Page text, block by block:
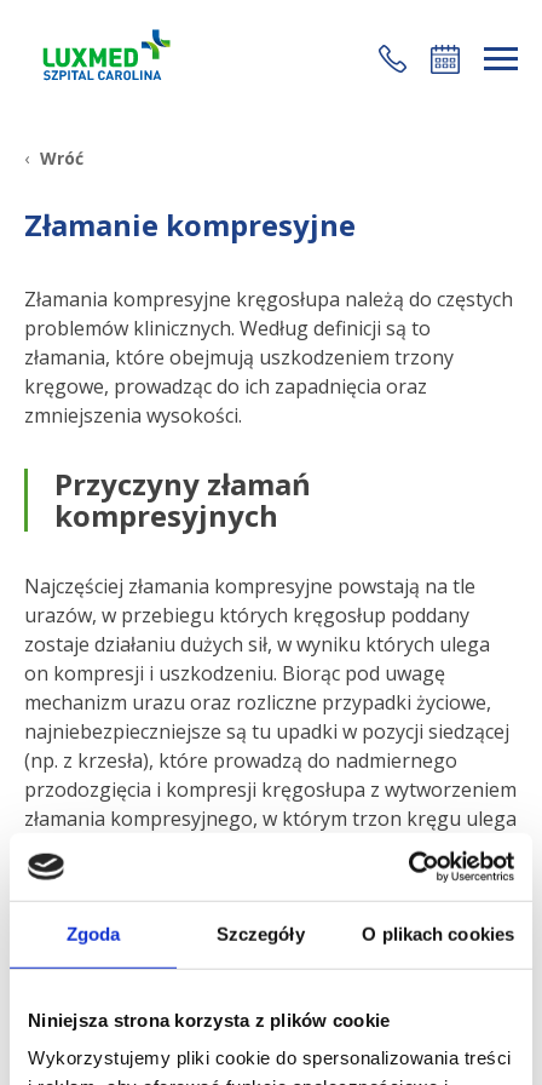
Zgoda Szczegóły O plikach cookies
Niniejsza strona korzysta z plików cookie
Wykorzystujemy pliki cookie do spersonalizowania treści
+48 22 35 58 200
Wróć
Złamanie kompresyjne
Złamania kompresyjne kręgosłupa należą do częstych
problemów klinicznych. Według definicji są to
złamania, które obejmują uszkodzeniem trzony
kręgowe, prowadząc do ich zapadnięcia oraz
zmniejszenia wysokości.
Przyczyny złamań
kompresyjnych
Najczęściej złamania kompresyjne powstają na tle
urazów, w przebiegu których kręgosłup poddany
zostaje działaniu dużych sił, w wyniku których ulega
on kompresji i uszkodzeniu. Biorąc pod uwagę
mechanizm urazu oraz rozliczne przypadki życiowe,
najniebezpieczniejsze są tu upadki w pozycji siedzącej
(np. z krzesła), które prowadzą do nadmiernego
przodozgięcia i kompresji kręgosłupa z wytworzeniem
złamania kompresyjnego, w którym trzon kręgu ulega
deformacji, przybierając kształt klinowaty.
Objawy złamań kompresyjnych
trzonu kręgowego oraz znajdująca się w nim istota
gąbczasta kości, ulegająca zmiażdżeniu i
rozkawałkowaniu. Z uwagi na bogate unerwienie